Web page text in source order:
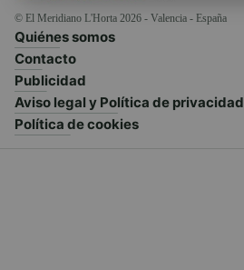
© El Meridiano L'Horta 2026 - Valencia - España
Quiénes somos
Contacto
Publicidad
Aviso legal y Política de privacidad
Política de cookies